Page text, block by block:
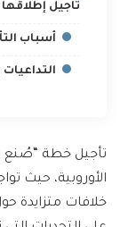
تأجيل إطلاقها
أسباب
تأجيل خطة “صُنع
الأوروبية، حيث
خلافات متزايدة